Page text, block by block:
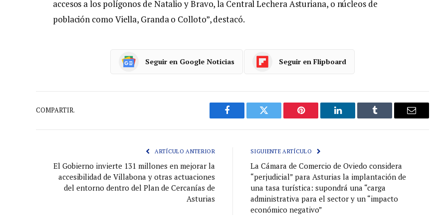
accesos a los polígonos de Natalio y Bravo, la Central Lechera Asturiana, o núcleos de
población como Viella, Granda o Colloto”, destacó.
Seguir en Google Noticias Seguir en Flipboard
COMPARTIR.
Facebook Gorjeo Pinterest LinkedIn Tumblr
Correo
ARTÍCULO ANTERIOR
El Gobierno invierte 131 millones en mejorar la
accesibilidad de Villabona y otras actuaciones
del entorno dentro del Plan de Cercanías de
Asturias
SIGUIENTE ARTÍCULO
La Cámara de Comercio de Oviedo considera
“perjudicial” para Asturias la implantación de
una tasa turística: supondrá una “carga
administrativa para el sector y un “impacto
económico negativo”